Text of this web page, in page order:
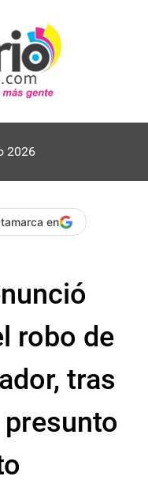
2026
en
robo de
tras
presunto